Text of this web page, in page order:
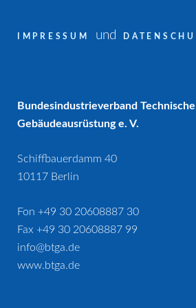
IMPRESSUM und
Bundesindustrieverband Technische
Gebäudeausrüstung e. V.
Schiffbauerdamm 40
10117 Berlin
Fon +49 30 20608887 30
Fax +49 30 20608887 99
info@btga.de
www.btga.de